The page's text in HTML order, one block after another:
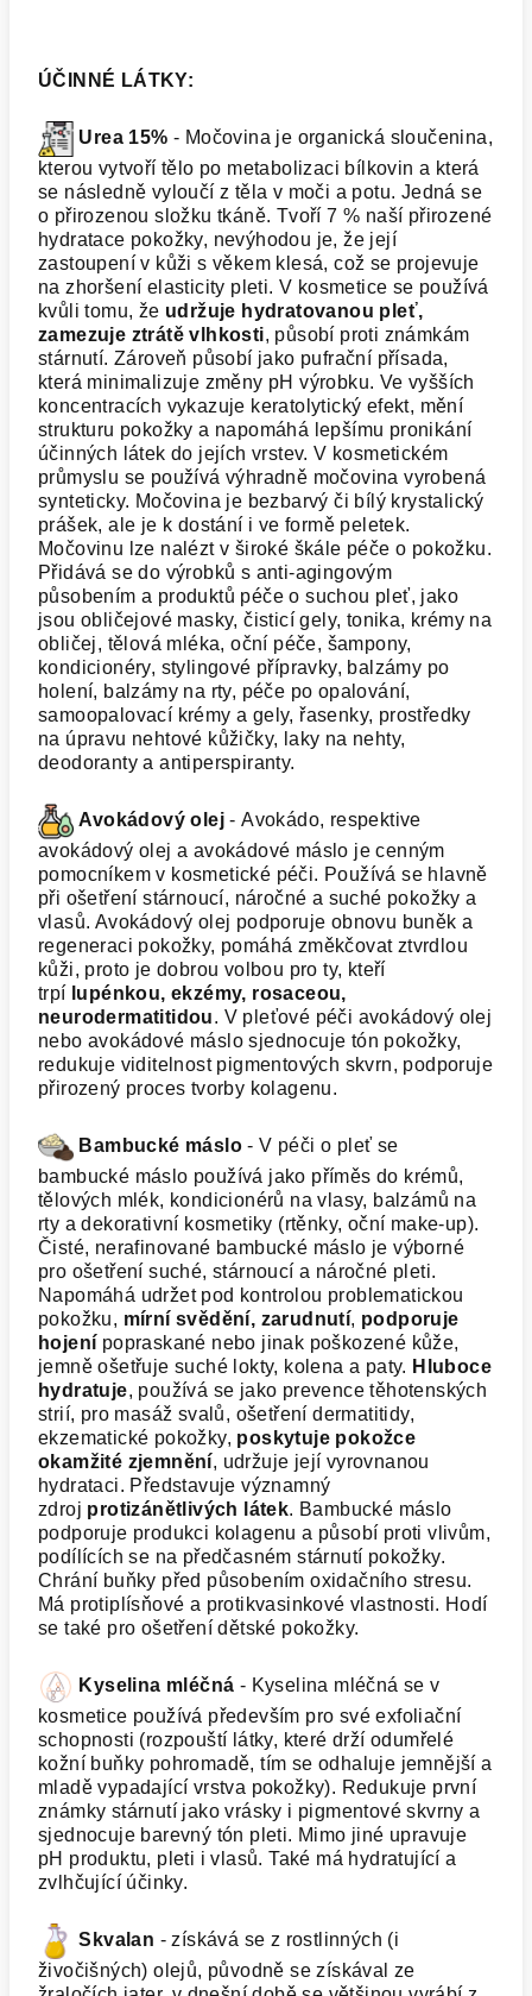
ÚČINNÉ LÁTKY:
Urea 15% - Močovina je organická sloučenina,
kterou vytvoří tělo po metabolizaci bílkovin a která
se následně vyloučí z těla v moči a potu. Jedná se
o přirozenou složku tkáně. Tvoří 7 % naší přirozené
hydratace pokožky, nevýhodou je, že její
zastoupení v kůži s věkem klesá, což se projevuje
na zhoršení elasticity pleti. V kosmetice se používá
kvůli tomu, že udržuje hydratovanou pleť,
zamezuje ztrátě vlhkosti, působí proti známkám
stárnutí. Zároveň působí jako pufrační přísada,
která minimalizuje změny pH výrobku. Ve vyšších
koncentracích vykazuje keratolytický efekt, mění
strukturu pokožky a napomáhá lepšímu pronikání
účinných látek do jejích vrstev. V kosmetickém
průmyslu se používá výhradně močovina vyrobená
synteticky. Močovina je bezbarvý či bílý krystalický
prášek, ale je k dostání i ve formě peletek.
Močovinu lze nalézt v široké škále péče o pokožku.
Přidává se do výrobků s anti-agingovým
působením a produktů péče o suchou pleť, jako
jsou obličejové masky, čisticí gely, tonika, krémy na
obličej, tělová mléka, oční péče, šampony,
kondicionéry, stylingové přípravky, balzámy po
holení, balzámy na rty, péče po opalování,
samoopalovací krémy a gely, řasenky, prostředky
na úpravu nehtové kůžičky, laky na nehty,
deodoranty a antiperspiranty.
Avokádový olej - Avokádo, respektive
avokádový olej a avokádové máslo je cenným
pomocníkem v kosmetické péči. Používá se hlavně
při ošetření stárnoucí, náročné a suché pokožky a
vlasů. Avokádový olej podporuje obnovu buněk a
regeneraci pokožky, pomáhá změkčovat ztvrdlou
kůži, proto je dobrou volbou pro ty, kteří
trpí lupénkou, ekzémy, rosaceou,
neurodermatitidou. V pleťové péči avokádový olej
nebo avokádové máslo sjednocuje tón pokožky,
redukuje viditelnost pigmentových skvrn, podporuje
přirozený proces tvorby kolagenu.
Bambucké máslo - V péči o pleť se
bambucké máslo používá jako příměs do krémů,
tělových mlék, kondicionérů na vlasy, balzámů na
rty a dekorativní kosmetiky (rtěnky, oční make-up).
Čisté, nerafinované bambucké máslo je výborné
pro ošetření suché, stárnoucí a náročné pleti.
Napomáhá udržet pod kontrolou problematickou
pokožku, mírní svědění, zarudnutí, podporuje
hojení popraskané nebo jinak poškozené kůže,
jemně ošetřuje suché lokty, kolena a paty. Hluboce
hydratuje, používá se jako prevence těhotenských
strií, pro masáž svalů, ošetření dermatitidy,
ekzematické pokožky, poskytuje pokožce
okamžité zjemnění, udržuje její vyrovnanou
hydrataci. Představuje významný
zdroj protizánětlivých látek. Bambucké máslo
podporuje produkci kolagenu a působí proti vlivům,
podílících se na předčasném stárnutí pokožky.
Chrání buňky před působením oxidačního stresu.
Má protiplísňové a protikvasinkové vlastnosti. Hodí
se také pro ošetření dětské pokožky.
Kyselina mléčná - Kyselina mléčná se v
kosmetice používá především pro své exfoliační
schopnosti (rozpouští látky, které drží odumřelé
kožní buňky pohromadě, tím se odhaluje jemnější a
mladě vypadající vrstva pokožky). Redukuje první
známky stárnutí jako vrásky i pigmentové skvrny a
sjednocuje barevný tón pleti. Mimo jiné upravuje
pH produktu, pleti i vlasů. Také má hydratující a
zvlhčující účinky.
Skvalan - získává se z rostlinných (i
živočišných) olejů, původně se získával ze